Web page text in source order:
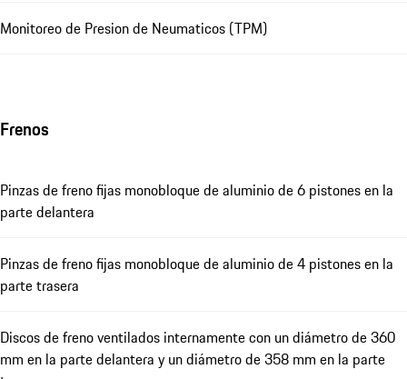
Monitoreo de Presion de Neumaticos (TPM)
Frenos
Pinzas de freno fijas monobloque de aluminio de 6 pistones en la
parte delantera
Pinzas de freno fijas monobloque de aluminio de 4 pistones en la
parte trasera
Discos de freno ventilados internamente con un diámetro de 360 ​​
mm en la parte delantera y un diámetro de 358 mm en la parte